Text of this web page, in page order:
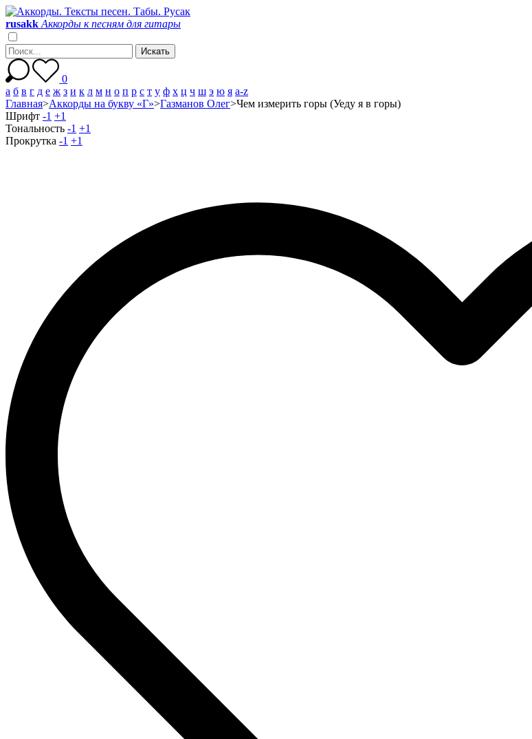
rusakk Аккорды к песням для гитары
0
а б в г д е ж з и к л м н о п р с т у ф х ц ч ш э ю я a-z
Главная>Аккорды на букву «Г»>Газманов Олег>Чем измерить горы (Уеду я в горы)
Шрифт -1 +1
Тональность -1 +1
Прокрутка -1 +1